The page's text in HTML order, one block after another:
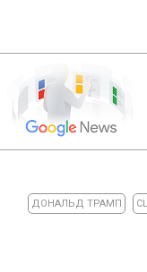
ДОНАЛЬД ТРАМП